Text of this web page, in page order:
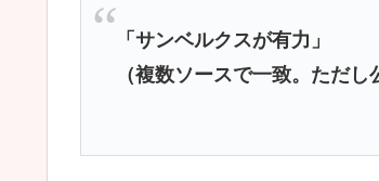
「サンベルクスが有力」
（複数ソースで一致。ただ